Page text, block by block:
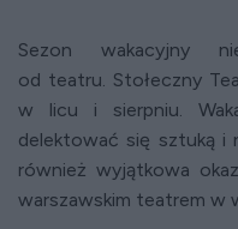
Sezon wakacyjny
od teatru. Stołeczny
w licu i sierpniu.
delektować się sztuką i
również wyjątkowa
warszawskim teatrem w